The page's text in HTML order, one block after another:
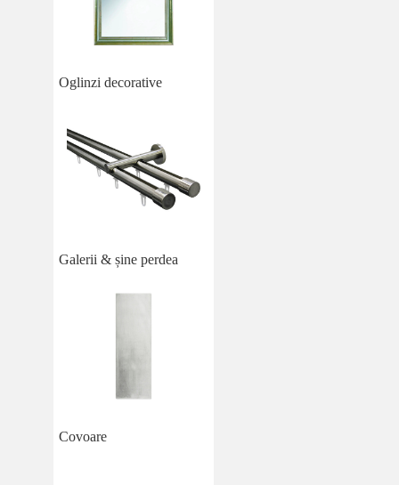
Oglinzi decorative
Galerii & șine perdea
Covoare